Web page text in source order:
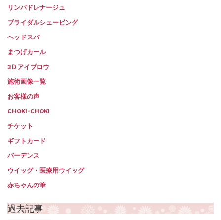
リンパドレナージュ
ブライダルシェービング
ヘッドスパ
まつげカール
3Ｄアイブロウ
施術画像一覧
お客様の声
CHOKI-CHOKI
チケット
ギフトカード
バーデンス
ウイッグ・医療用ウイッグ
赤ちゃんの筆
過去記事